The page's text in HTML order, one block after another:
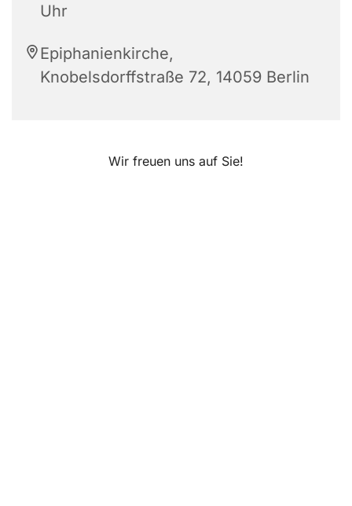
Uhr
Epiphanienkirche,
Knobelsdorffstraße 72, 14059 Berlin
Wir freuen uns auf Sie!